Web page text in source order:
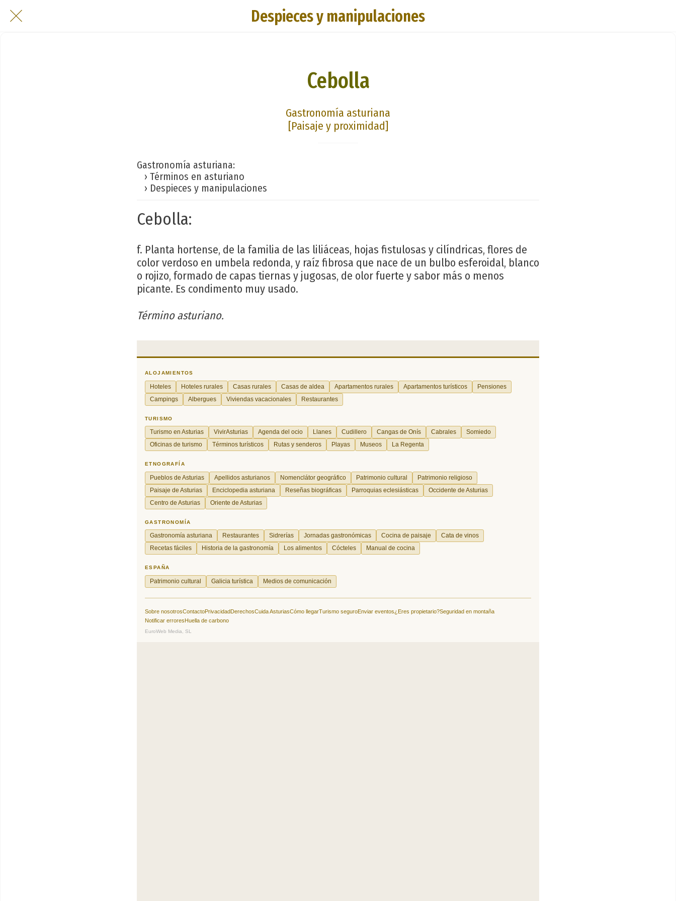
Despieces y manipulaciones
Cebolla
Gastronomía asturiana
[Paisaje y proximidad]
Gastronomía asturiana:
› Términos en asturiano
› Despieces y manipulaciones
Cebolla:
f. Planta hortense, de la familia de las liliáceas, hojas fistulosas y cilíndricas, flores de
color verdoso en umbela redonda, y raíz fibrosa que nace de un bulbo esferoidal, blanco
o rojizo, formado de capas tiernas y jugosas, de olor fuerte y sabor más o menos
picante. Es condimento muy usado.
Término asturiano.